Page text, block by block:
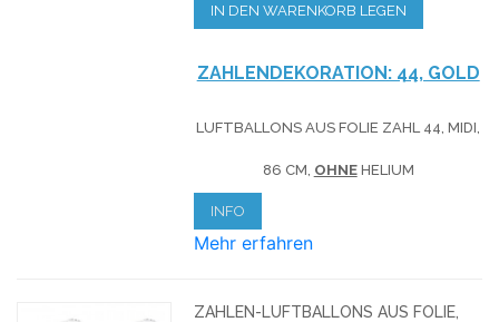
IN DEN WARENKORB LEGEN
ZAHLENDEKORATION: 44, GOLD
LUFTBALLONS AUS FOLIE ZAHL 44, MIDI,
86 CM, OHNEHELIUM
INFO
Mehr erfahren
ZAHLEN-LUFTBALLONS AUS FOLIE,